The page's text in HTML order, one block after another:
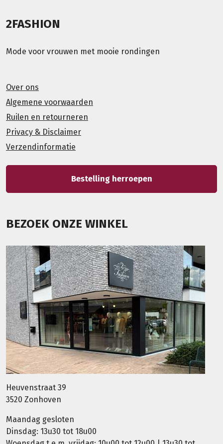
2FASHION
Mode voor vrouwen met mooie rondingen
Over ons
Algemene voorwaarden
Ruilen en retourneren
Privacy & Disclaimer
Verzendinformatie
Bestelling herroepen
BEZOEK ONZE WINKEL
Heuvenstraat 39
3520 Zonhoven
Maandag gesloten
Dinsdag: 13u30 tot 18u00